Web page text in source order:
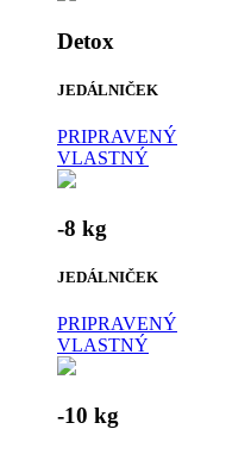
Detox
JEDÁLNIČEK
PRIPRAVENÝ
VLASTNÝ
-8 kg
JEDÁLNIČEK
PRIPRAVENÝ
VLASTNÝ
-10 kg